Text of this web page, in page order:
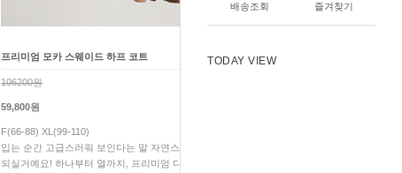
배송조회 즐겨찾기
TODAY VIEW
프리미엄 모카 스웨이드 하프 코트
106200원
59,800원
F(66-88) XL(99-110)
입는 순간 고급스러워 보인다는 말 자연스럽게 듣게
되실거예요! 하나부터 열까지, 프리미엄 디테일 가득가득